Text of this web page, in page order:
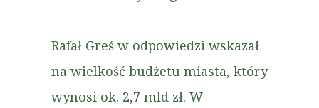
Rafał Greś w odpowiedzi wskazał
na wielkość budżetu miasta, który
wynosi ok. 2,7 mld zł. W